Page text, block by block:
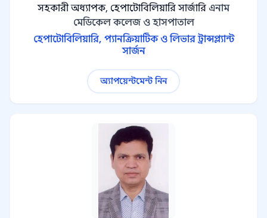
সহকারী অধ্যাপক, হেপাটোবিলিয়ারি সার্জারি এনাম
মেডিকেল কলেজ ও হাসপাতাল
হেপাটোবিলিয়ারি, প্যানক্রিয়াটিক ও লিভার ট্রান্সপ্ল্যান্ট
সার্জন
অ্যাপয়েন্টমেন্ট নিন